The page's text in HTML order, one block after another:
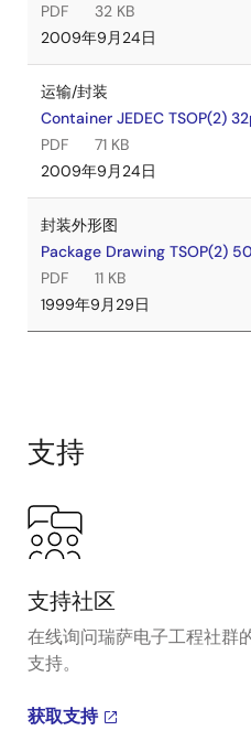
PDF
32 KB
2009年9月24日
运输/封装
Container JEDEC TSOP(2)
PDF
71 KB
2009年9月24日
封装外形图
Package Drawing TSOP(2)
PDF
11 KB
1999年9月29日
支持
支持社区
在线询问瑞萨电子工程社群
支持。
获取支持